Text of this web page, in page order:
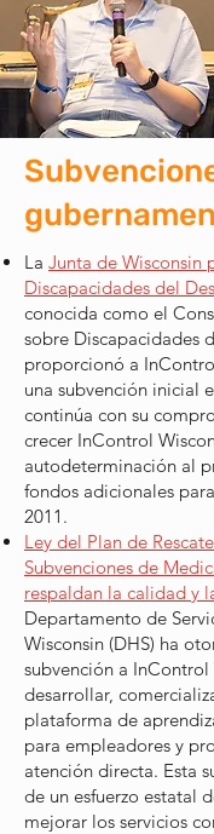
La Junta de Wisconsin
Discapacidades del
conocida como el
sobre Discapacidades
proporcionó a
una subvención inicial
continúa con su
crecer InControl
autodeterminación al
fondos adicionales
2011.
Ley del Plan de
Subvenciones de
respaldan la calidad y
Departamento de
Wisconsin (DHS) ha
subvención a InControl
desarrollar,
plataforma de
para empleadores y
atención directa. Esta
de un esfuerzo estatal
mejorar los servicios